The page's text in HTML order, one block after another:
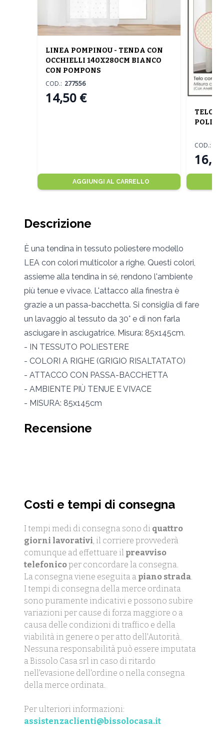
LINEA POMPINOU - TENDA CON
OCCHIELLI 140X280CM BIANCO
CON POMPONS
14,50 €
COD.: 277556
AGGIUNGI AL CARRELLO
TELO
COD.:
Descrizione
È una tendina in tessuto poliestere modello
LEA con colori multicolor a righe. Questi colori,
assieme alla tendina in sé, rendono l'ambiente
più tenue e vivace. L'attacco alla finestra è
grazie a un passa-bacchetta. Si consiglia di fare
un lavaggio al tessuto da 30° e di non farla
asciugare in asciugatrice. Misura: 85x145cm.
- IN TESSUTO POLIESTERE
- COLORI A RIGHE (GRIGIO RISALTATATO)
- ATTACCO CON PASSA-BACCHETTA
- AMBIENTE PIÙ TENUE E VIVACE
- MISURA: 85x145cm
Recensione
Costi e tempi di consegna
I tempi medi di consegna sono di quattro
giorni lavorativi , il corriere provvederà
comunque ad effettuare il preavviso
telefonicoper concordare la consegna.
La consegna viene eseguita a piano strada
I tempi di consegna della merce ordinata
sono puramente indicativi e possono subire
variazioni per cause di forza maggiore o a
causa delle condizioni di traffico e della
viabilità in genere o per atto dell'Autorità.
Nessuna responsabilità può essere imputata
a Bissolo Casa srl in caso di ritardo
nell'evasione dell'ordine o nella consegna
della merce ordinata.
Per ulteriori informazioni:
assistenzaclienti@bissolocasa.it